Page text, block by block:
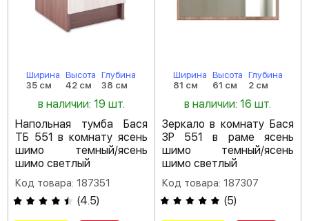
Ширина
35 см
Высота
42 см
Глубина
38 см
в наличии: 19 шт.
Напольная тумба Бася
ТБ 551 в комнату ясень
шимо темный/ясень
шимо светлый
Код товара: 187351
(4.5)
Ширина
81 см
Высота
61 см
Глубина
2 см
в наличии: 16 шт.
Зеркало в комнату Бася
ЗР 551 в раме ясень
шимо темный/ясень
шимо светлый
Код товара: 187307
(5)